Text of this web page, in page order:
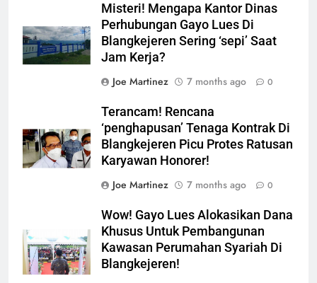
Misteri! Mengapa Kantor Dinas
Perhubungan Gayo Lues Di
Blangkejeren Sering ‘sepi’ Saat
Jam Kerja?
Joe Martinez
7 months ago 0
Terancam! Rencana
‘penghapusan’ Tenaga Kontrak Di
Blangkejeren Picu Protes Ratusan
Karyawan Honorer!
Joe Martinez
7 months ago 0
Wow! Gayo Lues Alokasikan Dana
Khusus Untuk Pembangunan
Kawasan Perumahan Syariah Di
Blangkejeren!